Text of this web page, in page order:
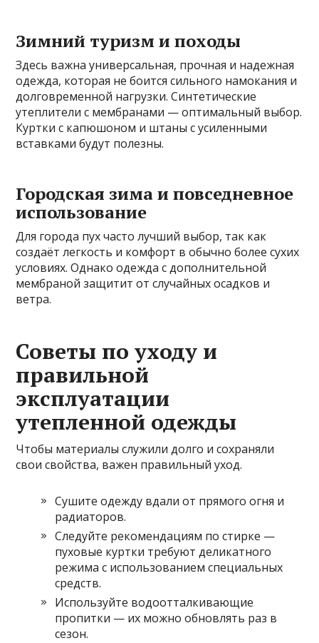
Зимний туризм и походы
Здесь важна универсальная, прочная и надежная
одежда, которая не боится сильного намокания и
долговременной нагрузки. Синтетические
утеплители с мембранами — оптимальный выбор.
Куртки с капюшоном и штаны с усиленными
вставками будут полезны.
Городская зима и повседневное
использование
Для города пух часто лучший выбор, так как
создаёт легкость и комфорт в обычно более сухих
условиях. Однако одежда с дополнительной
мембраной защитит от случайных осадков и
ветра.
Советы по уходу и
правильной
эксплуатации
утепленной одежды
Чтобы материалы служили долго и сохраняли
свои свойства, важен правильный уход.
Сушите одежду вдали от прямого огня и
радиаторов.
Следуйте рекомендациям по стирке —
пуховые куртки требуют деликатного
режима с использованием специальных
средств.
Используйте водоотталкивающие
пропитки — их можно обновлять раз в
сезон.